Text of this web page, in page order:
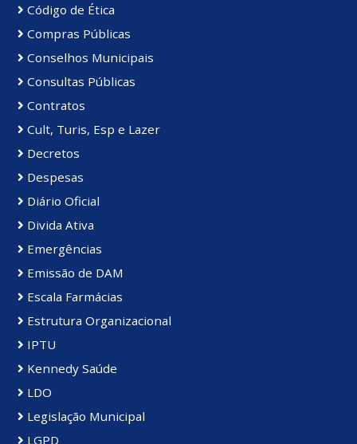
Código de Ética
Compras Públicas
Conselhos Municipais
Consultas Públicas
Contratos
Cult, Turis, Esp e Lazer
Decretos
Despesas
Diário Oficial
Divida Ativa
Emergências
Emissão de DAM
Escala Farmácias
Estrutura Organizacional
IPTU
Kennedy Saúde
LDO
Legislação Municipal
LGPD